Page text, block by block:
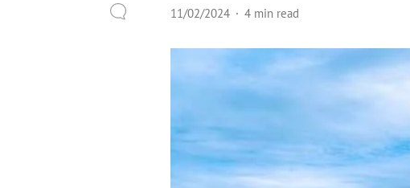
11/02/2024 4 min read